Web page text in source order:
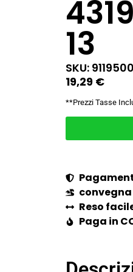
13
SKU:
19,29 €
**Prezzi Tasse
Reso
Paga in